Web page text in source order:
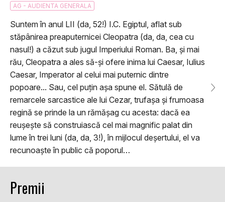
AG - AUDIENTA GENERALA
Suntem în anul LII (da, 52!) I.C. Egiptul, aflat sub
stăpânirea preaputernicei Cleopatra (da, da, cea cu
nasul!) a căzut sub jugul Imperiului Roman. Ba, și mai
rău, Cleopatra a ales să-și ofere inima lui Caesar, Iulius
Caesar, Imperator al celui mai puternic dintre
popoare... Sau, cel puțin așa spune el. Sătulă de
remarcele sarcastice ale lui Cezar, trufașa și frumoasa
regină se prinde la un rămășag cu acesta: dacă ea
reușește să construiască cel mai magnific palat din
lume în trei luni (da, da, 3!), în mijlocul deșertului, el va
recunoaște în public că poporul…
Premii